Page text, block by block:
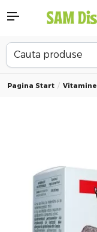
Pagina Start Vitamine